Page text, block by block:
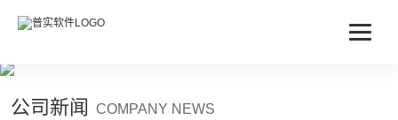
公司新闻 COMPANY NEWS